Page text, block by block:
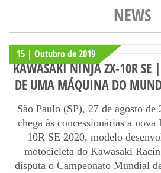
NEWS
15 | Outubrode2019
KAWASAKI NINJA ZX-10R SE
DE UMA MÁQUINA DO
São Paulo (SP), 27 de agosto
chega às concessionárias a
10R SE 2020, modelo
motocicleta do Kawasaki
disputa o Campeonato Mundial